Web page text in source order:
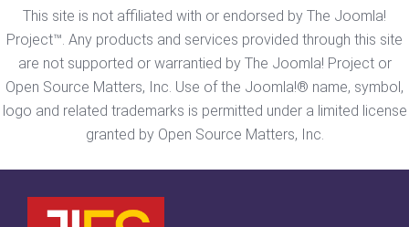
This site is not affiliated with or endorsed by The Joomla!
Project™. Any products and services provided through this site
are not supported or warrantied by The Joomla! Project or
Open Source Matters, Inc. Use of the Joomla!® name, symbol,
logo and related trademarks is permitted under a limited license
granted by Open Source Matters, Inc.